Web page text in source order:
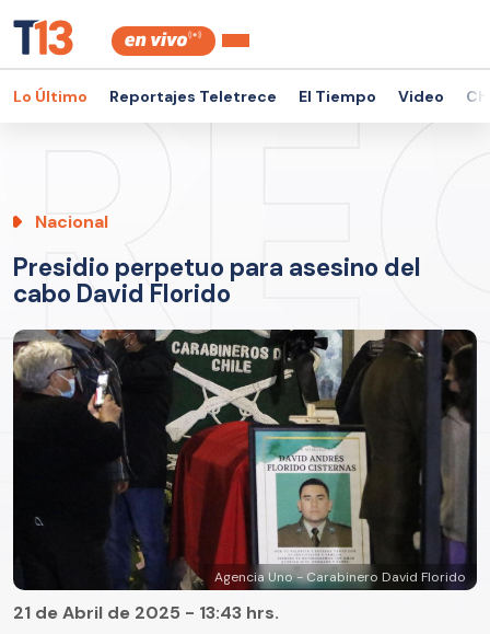
Lo Último Reportajes Teletrece El Tiempo Video
Nacional
Presidio perpetuo para asesino del
cabo David Florido
Agencia Uno - Carabinero David Florido
21 de Abril de 2025 - 13:43 hrs.